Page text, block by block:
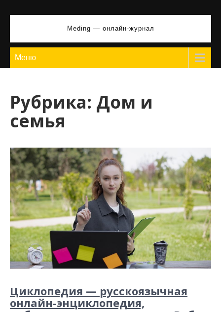
Meding — онлайн-журнал
Меню
Рубрика: Дом и
семья
Циклопедия — русскоязычная
онлайн-энциклопедия,